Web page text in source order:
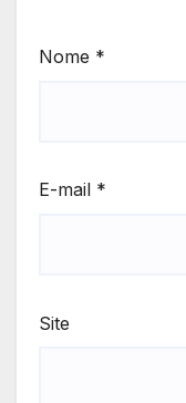
Nome *
E-mail *
Site